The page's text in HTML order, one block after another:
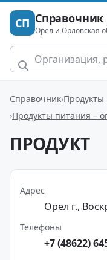
СП Орел и Орловская
Справочник Продукты
Продукты питания –
ПРОДУКТ
Адрес
Орел г.,
Телефоны
+7 (48622)